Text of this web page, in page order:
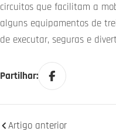
circuitos que facilitam a
alguns equipamentos de
de executar, seguras e
Partilhar:
Artigo anterior